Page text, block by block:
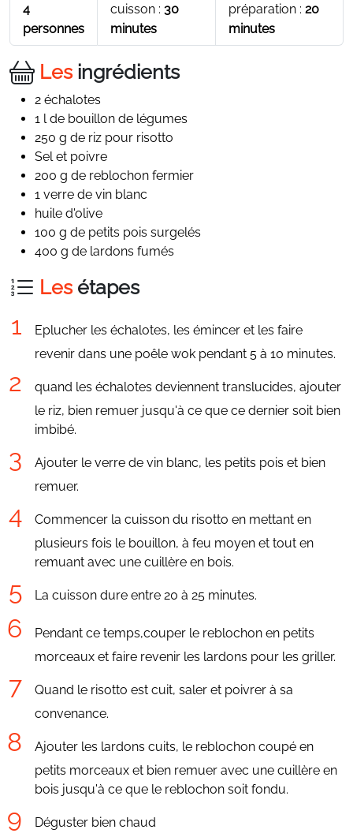
4
personnes
cuisson : 30
minutes
préparation : 20
minutes
Lesingrédients
2 échalotes
1 l de bouillon de légumes
250 g de riz pour risotto
Sel et poivre
200 g de reblochon fermier
1 verre de vin blanc
huile d'olive
100 g de petits pois surgelés
400 g de lardons fumés
Lesétapes
Eplucher les échalotes, les émincer et les faire
revenir dans une poêle wok pendant 5 à 10 minutes.
quand les échalotes deviennent translucides, ajouter
le riz, bien remuer jusqu'à ce que ce dernier soit bien
imbibé.
Ajouter le verre de vin blanc, les petits pois et bien
remuer.
Commencer la cuisson du risotto en mettant en
plusieurs fois le bouillon, à feu moyen et tout en
remuant avec une cuillère en bois.
La cuisson dure entre 20 à 25 minutes.
Pendant ce temps,couper le reblochon en petits
morceaux et faire revenir les lardons pour les griller.
Quand le risotto est cuit, saler et poivrer à sa
convenance.
Ajouter les lardons cuits, le reblochon coupé en
petits morceaux et bien remuer avec une cuillère en
bois jusqu'à ce que le reblochon soit fondu.
Déguster bien chaud